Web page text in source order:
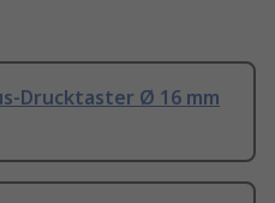
Drucktaster Ø 16 mm